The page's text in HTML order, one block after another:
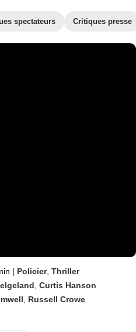
spectateurs Critiques presse
| Policier, Thriller
Curtis Hanson
Russell Crowe